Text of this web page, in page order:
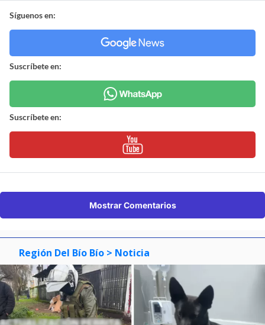
Síguenos en:
Suscríbete en:
Suscríbete en:
Mostrar Comentarios
Región Del Bío Bío > Noticia